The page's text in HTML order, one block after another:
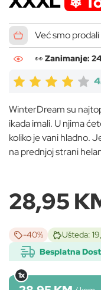
👀Zanimanje:
WinterDream su
ikada imali. U njima
koliko je vani hladno.
na prednjoj strani
Već smo
28,95
-40%
Ušteda:
Besplatna
1x